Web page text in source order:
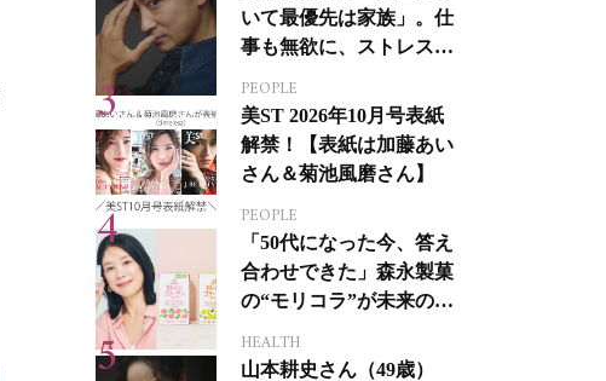
いて最優先は家族」。仕
事も無欲に、ストレスを
PEOPLE
美ST 2026年10月号表紙
解禁！【表紙は加藤あい
さん＆菊池風磨さん】
PEOPLE
「50代になった今、答え
合わせできた」森永製菓
の“モリコラ”が未来のキ
HEALTH
山本耕史さん（49歳）